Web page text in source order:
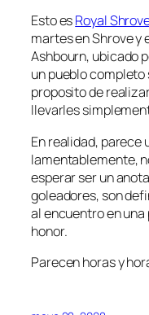
Esto esRoyal
martes en Shrove y
Ashbourn, ubicado
un pueblo completo
proposito de
llevarles
En realidad, parece
lamentablemente,
esperar ser un
goleadores, son
al encuentro en
honor.
Parecen horas y